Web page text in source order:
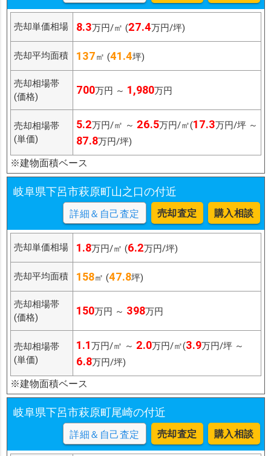
売却単価相場 8.3万円/㎡ (27.4万円/坪)
売却平均面積 137㎡ (41.4坪)
売却相場帯
(価格)
700万円 ～ 1,980万円
売却相場帯
(単価)
5.2万円/㎡ ～ 26.5万円/㎡(17.3万円/坪 ～
87.8万円/坪)
※建物面積ベース
岐阜県下呂市萩原町山之口の付近
詳細＆自己査定 売却査定 購入相談
売却単価相場 1.8万円/㎡ (6.2万円/坪)
売却平均面積 158㎡ (47.8坪)
売却相場帯
(価格)
150万円 ～ 398万円
売却相場帯
(単価)
1.1万円/㎡ ～ 2.0万円/㎡(3.9万円/坪 ～
6.8万円/坪)
※建物面積ベース
岐阜県下呂市萩原町尾崎の付近
詳細＆自己査定 売却査定 購入相談